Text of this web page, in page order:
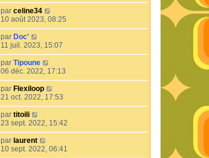
par celine34
10 août 2023, 08:25
par Doc'
11 juil. 2023, 15:07
par Tipoune
06 déc. 2022, 17:13
par Flexiloop
21 oct. 2022, 17:53
par titoili
23 sept. 2022, 15:42
par laurent
10 sept. 2022, 06:41